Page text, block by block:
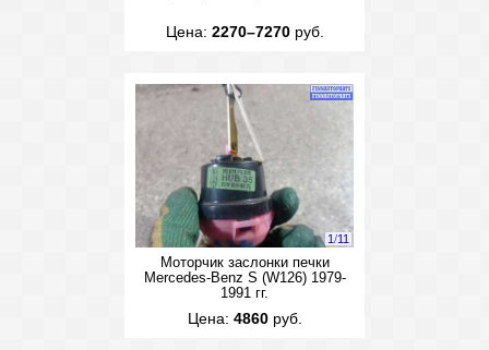
Цена: 2270–7270руб.
1/11
Моторчик заслонки печки
Mercedes-Benz S (W126) 1979-
1991 гг.
Цена: 4860руб.